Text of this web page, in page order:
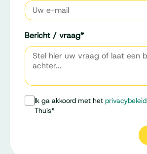
Bericht / vraag*
Ik ga akkoord met het privacybeleid
Thuis*